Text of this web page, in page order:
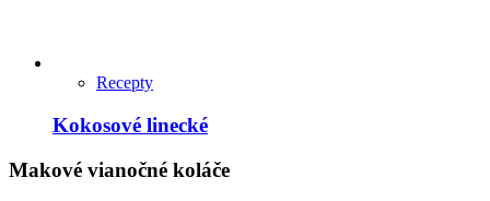
Recepty
Kokosové linecké
Makové vianočné koláče